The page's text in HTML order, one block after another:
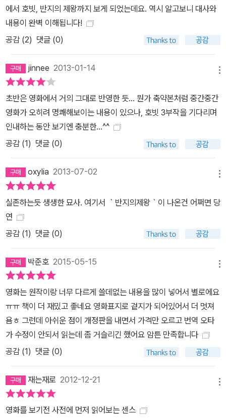
에서 호빗, 반지의 제왕까지 보게 되었는데요. 역시 알고보니 대사와
내용이 완벽 이해됩니다!
공감 (2) 댓글 (0)
jinnee 2013-01-14
초반은 영화에서 거의 그대로 반영한 듯... 뭔가 축약본처럼 중간중간
영화가 오히려 명쾌해보이는 내용이 있으나, 호빗 3부작을 기다리며
인내하는 동안 보기엔 충분한...^^
공감 (1) 댓글 (0)
oxylia 2013-07-02
실존하는듯 생생한 묘사. 여기서 ｀반지의제왕｀이 나온건 어쩌면 당
연
공감 (1) 댓글 (0)
박준호 2015-05-15
영화는 원작이랑 너무 다르게 쓸데없는 내용을 많이 넣어서 별로에요
ㅠㅠ 책이 더 재밌고 좋네요 영화표지로 겉지가 되어있어서 더 멋져
욤ㅎ 그런데 아쉬운 점이 개정판을 내면서 가격만 오르고 번역 오타
가 수정이 안되서 읽는데 좀 거슬리긴 했어요 암튼 만족합니다
공감 (1) 댓글 (0)
재는재로 2012-12-21
영화를 보기전 사전에 먼저 읽어보는 센스